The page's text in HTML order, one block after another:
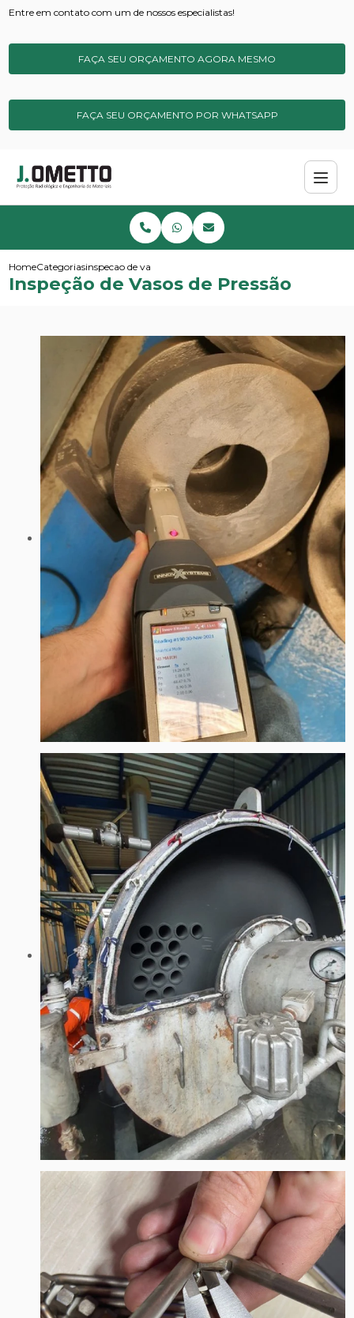
Entre em contato com um de nossos especialistas!
FAÇA SEU ORÇAMENTO AGORA MESMO
FAÇA SEU ORÇAMENTO POR WHATSAPP
HomeCategoriasinspecao de vasos de pressao
Inspeção de Vasos de Pressão